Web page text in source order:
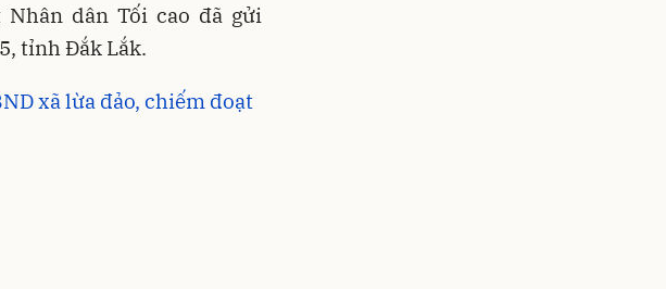
dân Tối cao đã gửi
tỉnh Đắk Lắk.
xã lừa đảo, chiếm đoạt